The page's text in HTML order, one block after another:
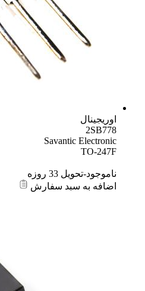
اوریجینال
2SB778
Savantic Electronic
TO-247F
ناموجود-تحویل 33 روزه
اضافه به سبد سفارش